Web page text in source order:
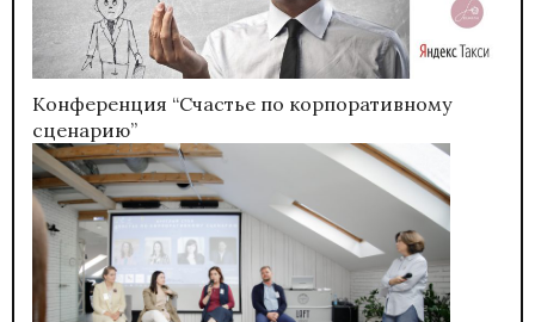
Конференция “Счастье по корпоративному
сценарию”